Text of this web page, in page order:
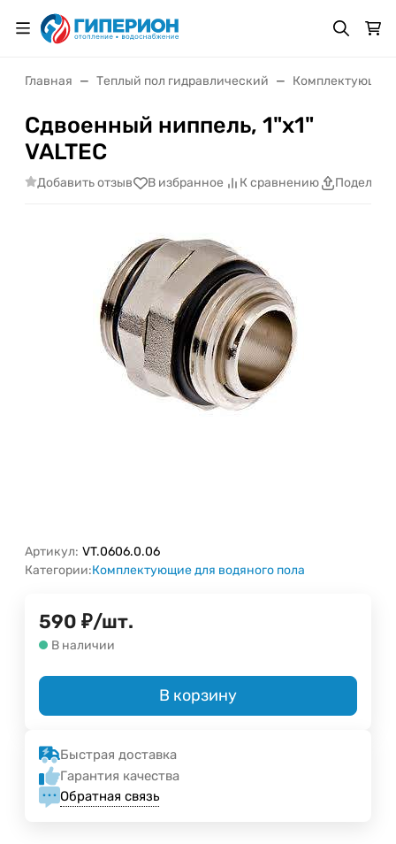
Главная Теплый пол гидравлический Комплектующие
Сдвоенный ниппель, 1"x1"
VALTEC
Добавить отзыв В избранное К сравнению
Артикул: VT.0606.0.06
Категории:Комплектующие для водяного пола
590 ₽/шт.
В наличии
В корзину
Быстрая доставка
Гарантия качества
Обратная связь